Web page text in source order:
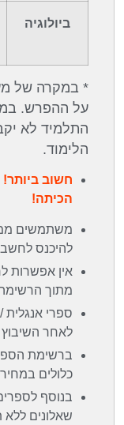
ביולוגיה
* במקרה של
על ההפרש.
התלמיד לא
הלימוד.
חשוב
הכיתה!
משתמשים
להיכנס
אין אפשרות
מתוך
ספרי
לאחר השיבוץ
ברשימת
כלולים
בנוסף
שאלונים ללא